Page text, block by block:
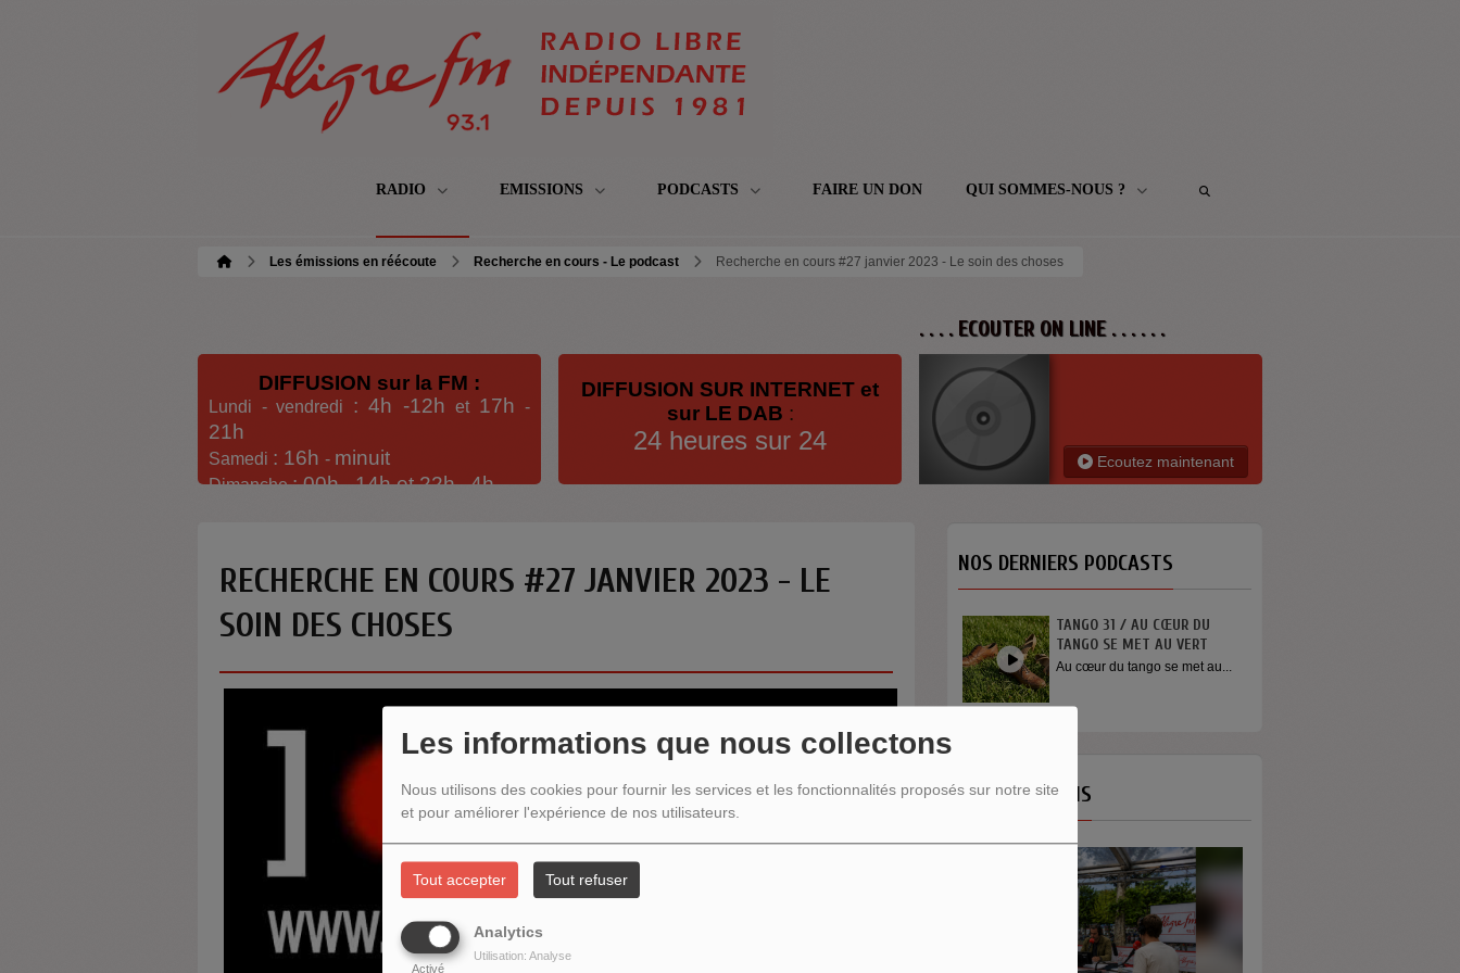
Les informations que nous collectons
Nous utilisons des cookies pour fournir les services et les fonctionnalités proposés sur notre site
et pour améliorer l'expérience de nos utilisateurs.
Tout accepter Tout refuser
Analytics
Activé
Utilisation: Analyse
RADIO EMISSIONS PODCASTS FAIRE UN DON QUI SOMMES-NOUS ?
Les émissions en réécoute Recherche en cours - Le podcast Recherche en cours #27 janvier 2023 - Le soin des choses
DIFFUSION sur la FM :
Lundi - vendredi : 4h -12h et 17h -
21h
Samedi : 16h - minuit
Dimanche: 00h -14h et 22h-4h
DIFFUSION SUR INTERNET et
sur LE DAB :
24 heures sur 24
. . . . ECOUTER ON LINE . . . . . .
Ecoutez maintenant
RECHERCHE EN COURS #27 JANVIER 2023 - LE
SOIN DES CHOSES
NOS DERNIERS PODCASTS
Au cœur du tango se met au...
INTERVIEW SORTIE DE SCÈNE
YOUN SUN NAH
Quelques mots de la chanteuse